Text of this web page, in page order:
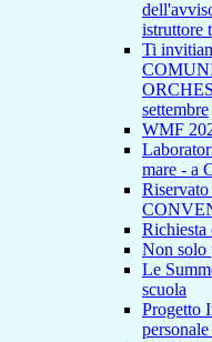
istruttore
Ti
settembre
WMF
mare - a
Non solo
Le
scuola
Progetto